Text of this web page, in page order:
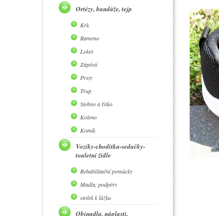
Ortézy, bandáže, tejp
Krk
Rameno
Loket
Zápěstí
Prsty
Trup
Stehno a lýtko
Koleno
Kotník
Vozíky-chodítka-sedačky-
toaletní židle
Rehabilitační pomůcky
Madla, podpěry
stolek k lůžku
Obinadla, náplasti,